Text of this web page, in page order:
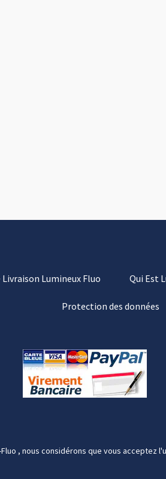
Livraison Lumineux Fluo Qui Est
Protection des données
, nous considérons que vous acceptez